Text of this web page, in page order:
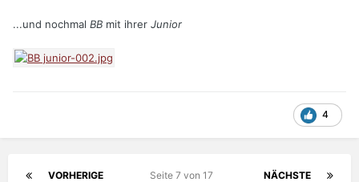
...und nochmal BB mit ihrer Junior
4
VORHERIGE NÄCHSTE
Seite 7 von 17